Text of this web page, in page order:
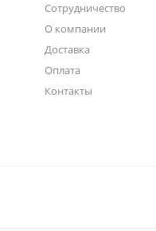
Сотрудничество
О компании
Доставка
Оплата
Контакты